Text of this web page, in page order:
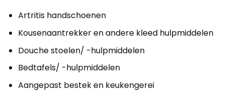
Artritis handschoenen
Kousenaantrekker en andere kleed hulpmiddelen
Douche stoelen/ -hulpmiddelen
Bedtafels/ -hulpmiddelen
Aangepast bestek en keukengerei